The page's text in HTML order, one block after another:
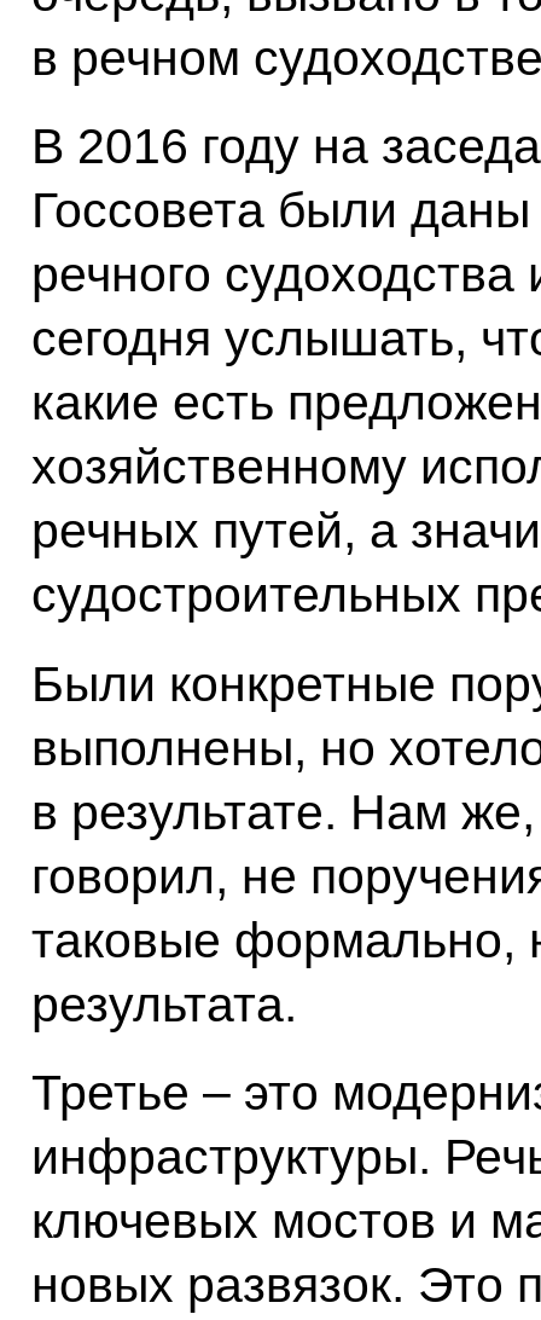
в речном
В 2016 году на
Госсовета были
речного
сегодня услышать,
какие есть
хозяйственному
речных путей, а
судостроительных
Были конкретные
выполнены, но
в результате. Нам
говорил, не
таковые формально,
результата.
Третье – это
инфраструктуры.
ключевых мостов и
новых развязок. Это